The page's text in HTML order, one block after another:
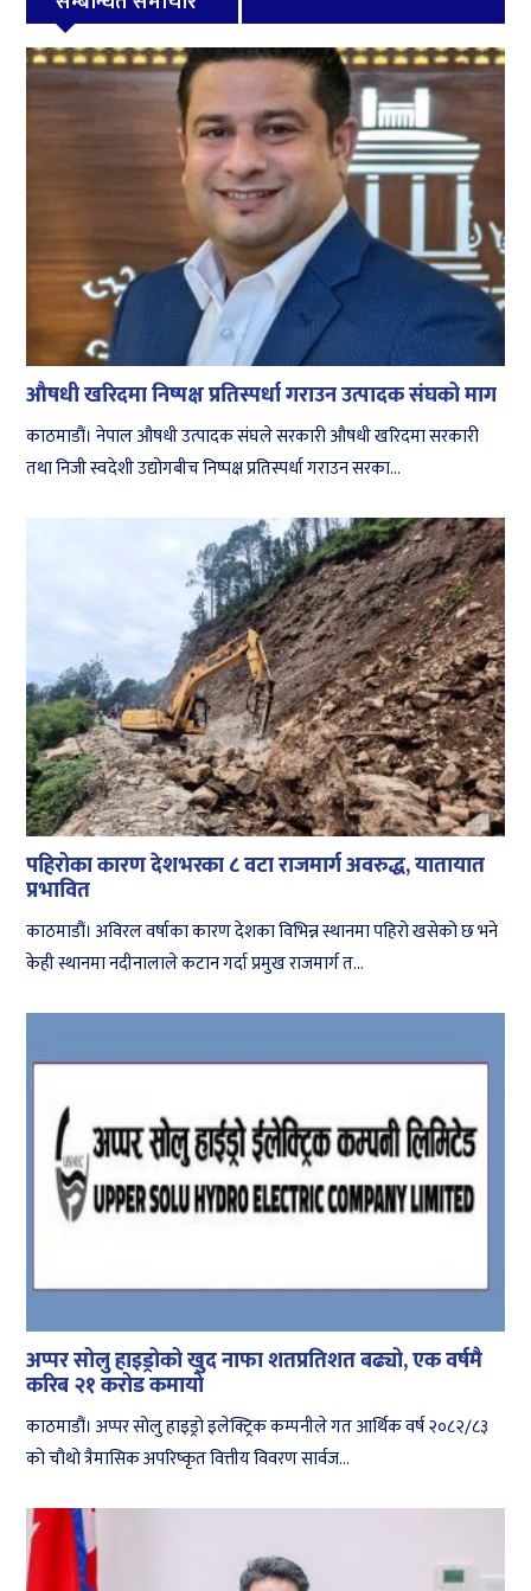
औषधी खरिदमा निष्पक्ष प्रतिस्पर्धा गराउन उत्पादक संघको माग
काठमाडौं। नेपाल औषधी उत्पादक संघले सरकारी औषधी खरिदमा सरकारी
तथा निजी स्वदेशी उद्योगबीच निष्पक्ष प्रतिस्पर्धा गराउन सरका...
पहिरोका कारण देशभरका ८ वटा राजमार्ग अवरुद्ध, यातायात
प्रभावित
काठमाडौं। अविरल वर्षाका कारण देशका विभिन्न स्थानमा पहिरो खसेको छ भने
केही स्थानमा नदीनालाले कटान गर्दा प्रमुख राजमार्ग त...
अप्पर सोलु हाइड्रोको खुद नाफा शतप्रतिशत बढ्यो, एक वर्षमै
करिब २१ करोड कमायो
काठमाडौं। अप्पर सोलु हाइड्रो इलेक्ट्रिक कम्पनीले गत आर्थिक वर्ष २०८२/८३
को चौथो त्रैमासिक अपरिष्कृत वित्तीय विवरण सार्वज...